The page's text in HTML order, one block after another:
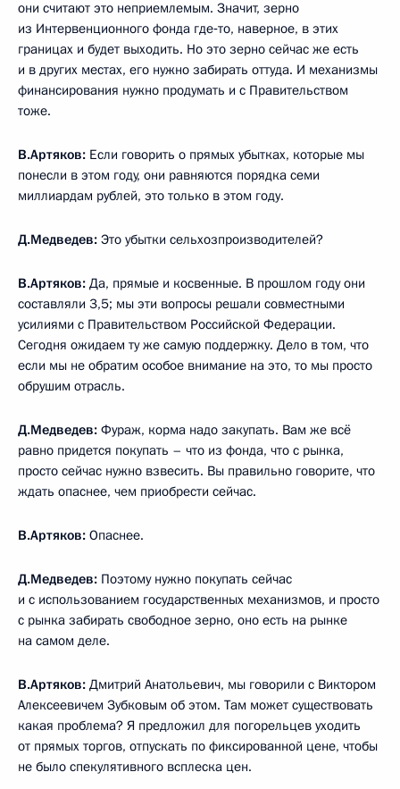
они считают это неприемлемым. Значит, зерно
из Интервенционного фонда где‑то, наверное, в этих
границах и будет выходить. Но это зерно сейчас же есть
и в других местах, его нужно забирать оттуда. И механизмы
финансирования нужно продумать и с Правительством
тоже.
В.Артяков: Если говорить о прямых убытках, которые мы
понесли в этом году, они равняются порядка семи
миллиардам рублей, это только в этом году.
Д.Медведев: Это убытки сельхозпроизводителей?
В.Артяков: Да, прямые и косвенные. В прошлом году они
составляли 3,5; мы эти вопросы решали совместными
усилиями с Правительством Российской Федерации.
Сегодня ожидаем ту же самую поддержку. Дело в том, что
если мы не обратим особое внимание на это, то мы просто
обрушим отрасль.
Д.Медведев: Фураж, корма надо закупать. Вам же всё
равно придется покупать – что из фонда, что с рынка,
просто сейчас нужно взвесить. Вы правильно говорите, что
ждать опаснее, чем приобрести сейчас.
В.Артяков: Опаснее.
Д.Медведев: Поэтому нужно покупать сейчас
и с использованием государственных механизмов, и просто
с рынка забирать свободное зерно, оно есть на рынке
на самом деле.
В.Артяков: Дмитрий Анатольевич, мы говорили с Виктором
Алексеевичем Зубковым об этом. Там может существовать
какая проблема? Я предложил для погорельцев уходить
от прямых торгов, отпускать по фиксированной цене, чтобы
не было спекулятивного всплеска цен.